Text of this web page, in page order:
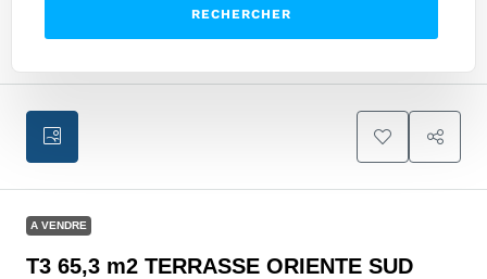
RECHERCHER
A VENDRE
T3 65,3 m2 TERRASSE ORIENTE SUD